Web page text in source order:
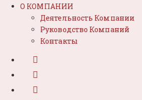
О КОМПАНИИ
Деятельность Компании
Руководство Компаний
Контакты